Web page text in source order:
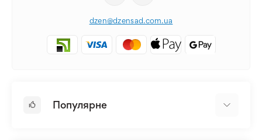
dzen@dzensad.com.ua
Популярне